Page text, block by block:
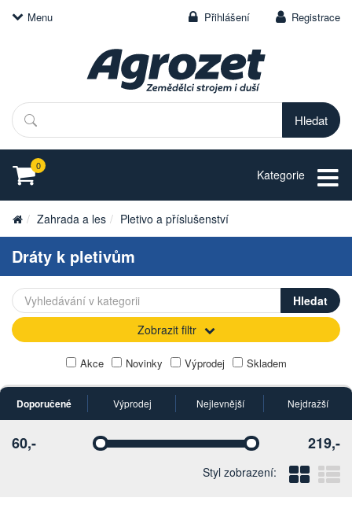
Menu Přihlášení Registrace
Hledat
0
Kategorie
Zahrada a les Pletivo a příslušenství
Dráty k pletivům
Zobrazit filtr
Akce Novinky Výprodej Skladem
Doporučené Výprodej Nejlevnější Nejdražší
Vyberte Vyberte
60,- 219,-
Styl zobrazení: